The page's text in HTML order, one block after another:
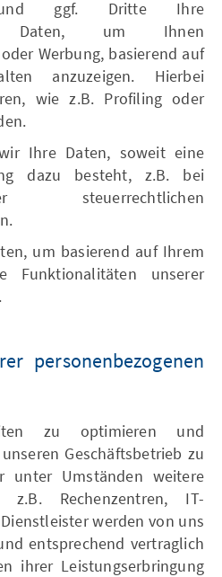
ggf. Dritte Ihre
Daten, um Ihnen
Werbung, basierend auf
anzuzeigen. Hierbei
wie z.B. Profiling oder
Ihre Daten, soweit eine
dazu besteht, z.B. bei
um basierend auf Ihrem
Funktionalitäten unserer
personenbezogenen
zu optimieren und
Geschäftsbetrieb zu
unter Umständen weitere
z.B. Rechenzentren, IT-
werden von uns
entsprechend vertraglich
ihrer Leistungserbringung